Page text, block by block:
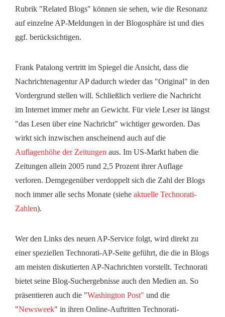
Rubrik "Related Blogs" können sie sehen, wie die Resonanz
auf einzelne AP-Meldungen in der Blogosphäre ist und dies
ggf. berücksichtigen.
Frank Patalong vertritt im Spiegel die Ansicht, dass die
Nachrichtenagentur AP dadurch wieder das "Original" in den
Vordergrund stellen will. Schließlich verliere die Nachricht
im Internet immer mehr an Gewicht. Für viele Leser ist längst
"das Lesen über eine Nachricht" wichtiger geworden. Das
wirkt sich inzwischen anscheinend auch auf die
Auflagenhöhe der Zeitungen aus. Im US-Markt haben die
Zeitungen allein 2005 rund 2,5 Prozent ihrer Auflage
verloren. Demgegenüber verdoppelt sich die Zahl der Blogs
noch immer alle sechs Monate (siehe aktuelle Technorati-
Zahlen).
Wer den Links des neuen AP-Service folgt, wird direkt zu
einer speziellen Technorati-AP-Seite geführt, die die in Blogs
am meisten diskutierten AP-Nachrichten vorstellt. Technorati
bietet seine Blog-Suchergebnisse auch den Medien an. So
präsentieren auch die "Washington Post" und die
"Newsweek" in ihren Online-Auftritten Technorati-